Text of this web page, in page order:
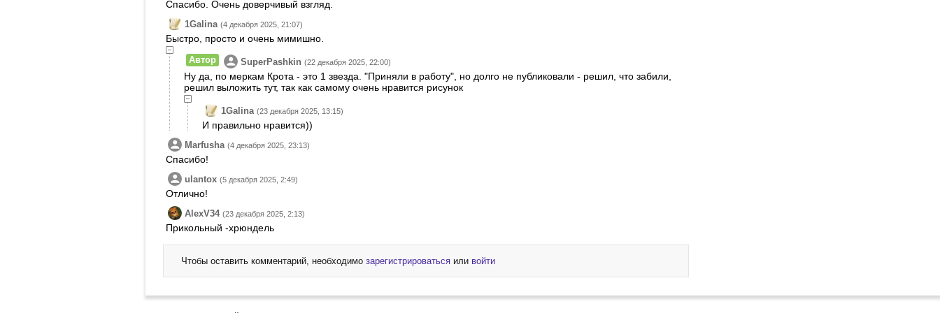
Спасибо. Очень доверчивый взгляд.
1Galina (4 декабря 2025, 21:07)
Быстро, просто и очень мимишно.
Автор SuperPashkin (22 декабря 2025, 22:00)
Ну да, по меркам Крота - это 1 звезда. "Приняли в работу", но долго не публиковали - решил, что забили,
решил выложить тут, так как самому очень нравится рисунок
1Galina (23 декабря 2025, 13:15)
И правильно нравится))
Marfusha (4 декабря 2025, 23:13)
Спасибо!
ulantox (5 декабря 2025, 2:49)
Отлично!
AlexV34 (23 декабря 2025, 2:13)
Прикольный -хрюндель
Чтобы оставить комментарий, необходимо зарегистрироваться или войти